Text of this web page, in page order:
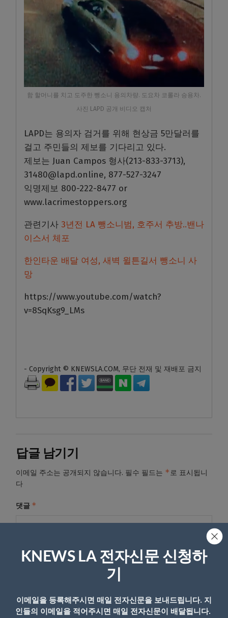
함 할머니를 치고 도주한 뺑소니 용의차량. 도요차 코롤라 승용차.
사진 LAPD 공개 비디오 캡처
LAPD는 용의자 검거를 위해 현상금 5만달러를
걸고 주민들의 제보를 기다리고 있다.
제보는 Juan Campos 형사(213-833-3713),
31480@lapd.online, 877-527-3247
익명제보 800-222-8477 or
www.lacrimestoppers.org
관련기사 3년전 LA 뺑소니범, 호주서 추방..밴나
이스서 체포
한인타운 배달 여성, 새벽 윌튼길서 뺑소니 사
망
https://www.youtube.com/watch?
v=8SqKsg9_LMs
- Copyright © KNEWSLA.COM, 무단 전재 및 재배포 금지
답글 남기기
이메일 주소는 공개되지 않습니다. 필수 필드는 *로 표시됩니
다
댓글 *
KNEWS LA 전자신문 신청하
기
이메일을 등록해주시면 매일 전자신문을 보내드립니다. 지
인들의 이메일을 적어주시면 매일 전자신문이 배달됩니다.